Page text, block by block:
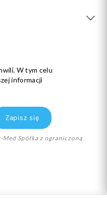
W tym celu
informacji
Spółka z ograniczoną